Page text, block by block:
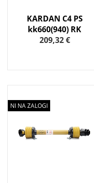
KARDAN C4 PS
kk660(940) RK
209,32 €
NI NA ZALOGI